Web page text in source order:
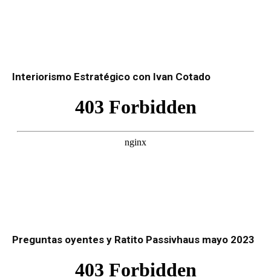
Interiorismo Estratégico con Ivan Cotado
Preguntas oyentes y Ratito Passivhaus mayo 2023